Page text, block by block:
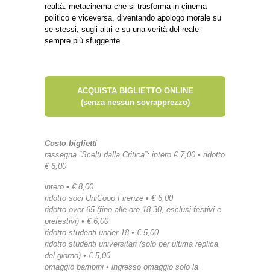
realtà: metacinema che si trasforma in cinema
politico e viceversa, diventando apologo morale su
se stessi, sugli altri e su una verità del reale
sempre più sfuggente.
ACQUISTA BIGLIETTO ONLINE
(senza nessun sovrapprezzo)
Costo biglietti
rassegna “Scelti dalla Critica”: intero € 7,00 • ridotto
€ 6,00
intero • € 8,00
ridotto soci UniCoop Firenze • € 6,00
ridotto over 65 (fino alle ore 18.30, esclusi festivi e
prefestivi) • € 6,00
ridotto studenti under 18 • € 5,00
ridotto studenti universitari (solo per ultima replica
del giorno) • € 5,00
omaggio bambini • ingresso omaggio solo la